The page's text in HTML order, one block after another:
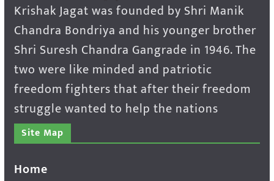
Krishak Jagat was founded by Shri Manik
Chandra Bondriya and his younger brother
Shri Suresh Chandra Gangrade in 1946. The
two were like minded and patriotic
freedom fighters that after their freedom
struggle wanted to help the nations
Site Map
Home